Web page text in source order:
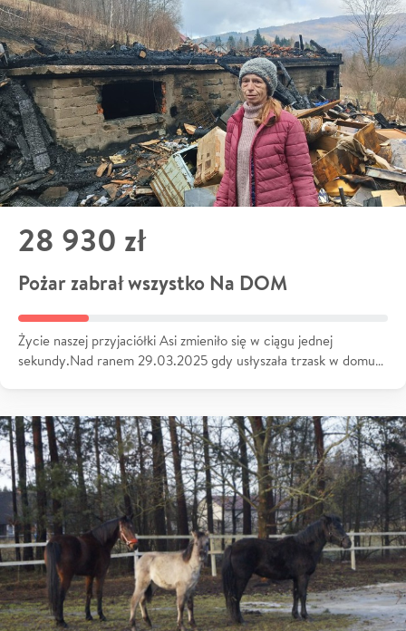
28 930 zł
Pożar zabrał wszystko Na DOM
Życie naszej przyjaciółki Asi zmieniło się w ciągu jednej
sekundy.Nad ranem 29.03.2025 gdy usłyszała trzask w domu…